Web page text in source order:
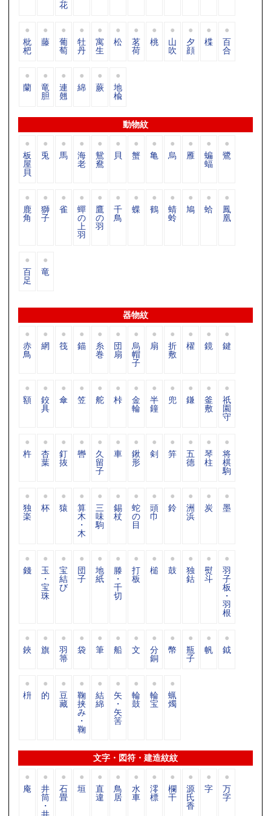
花
枇
杷
藤 葡
萄
牡
丹
寓
生
松 茗
荷
桃 山
吹
夕
顔
楪 百
合
蘭 竜
胆
連
翹
綿 蕨 地
楡
動物紋
板
屋
貝
兎 馬 海
老
鴛
鴦
貝 蟹 亀 烏 雁 蝙
蝠
鷺
鹿
角
獅
子
雀 蟬
の
上
羽
鷹
の
羽
千
鳥
蝶 鶴 蜻
蛉
鳩 蛤 鳳
凰
百
足
竜
器物紋
赤
鳥
網 筏 錨 糸
巻
団
扇
烏
帽
子
扇 折
敷
櫂 鏡 鍵
額 鉸
具
傘 笠 舵 桛 金
輪
半
鐘
兜 鎌 釜
敷
祇
園
守
杵 杏
葉
釘
抜
轡 久
留
子
車 鍬
形
剣 笄 五
德
琴
柱
将
棋
駒
独
楽
杯 猿 算
木
・
木
三
味
駒
錫
杖
蛇
の
目
頭
巾
鈴 洲
浜
炭 墨
錢 玉
・
宝
珠
宝
結
び
団
子
地
紙
滕
・
千
切
打
板
槌 鼓 独
鈷
熨
斗
羽
子
板
・
羽
根
鋏 旗 羽
箒
袋 筆 船 文 分
銅
幣 瓶
子
帆 鉞
枡 的 豆
藏
鞠
挟
み
・
鞠
結
綿
矢
・
矢
筈
輪
鼓
輪
宝
蝋
燭
文字・図符・建造紋紋
庵 井
筒
・
石
畳
垣 直
違
鳥
居
水
車
澪
標
欄
干
源
氏
香
字 万
字